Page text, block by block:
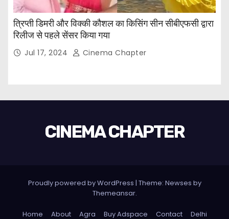
त्रिप्ती डिमरी और विक्की कौशल का किसिंग सीन सीबीएफसी द्वारा
रिलीज से पहले सेंसर किया गया
Jul 17, 2024 Cinema Chapter
CINEMA CHAPTER
Proudly powered by WordPress | Theme: Newses by
Themeansar.
Home About Agra Buy Adspace Contact Delhi